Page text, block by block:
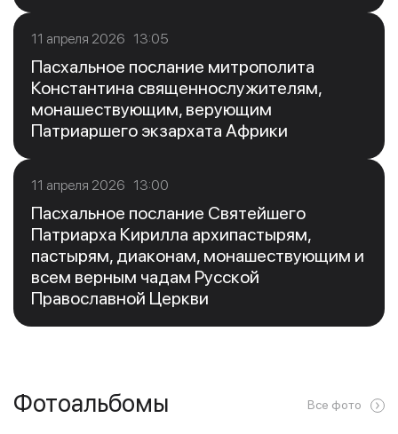
11 апреля 2026 13:05
Пасхальное послание митрополита
Константина священнослужителям,
монашествующим, верующим
Патриаршего экзархата Африки
11 апреля 2026 13:00
Пасхальное послание Святейшего
Патриарха Кирилла архипастырям,
пастырям, диаконам, монашествующим и
всем верным чадам Русской
Православной Церкви
Фотоальбомы Все фото